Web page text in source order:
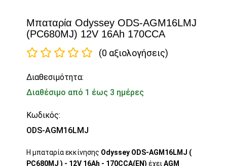
Μπαταρία Odyssey ODS-AGM16LMJ
(PC680MJ) 12V 16Ah 170CCA
(0 αξιολογήσεις)
Διαθεσιμότητα:
Διαθέσιμο από 1 έως 3 ημέρες
Κωδικός:
ODS-AGM16LMJ
Η μπαταρία εκκίνησης Odyssey ODS-AGM16LMJ (
PC680MJ ) - 12V 16Ah - 170CCA(EN)έχειAGM